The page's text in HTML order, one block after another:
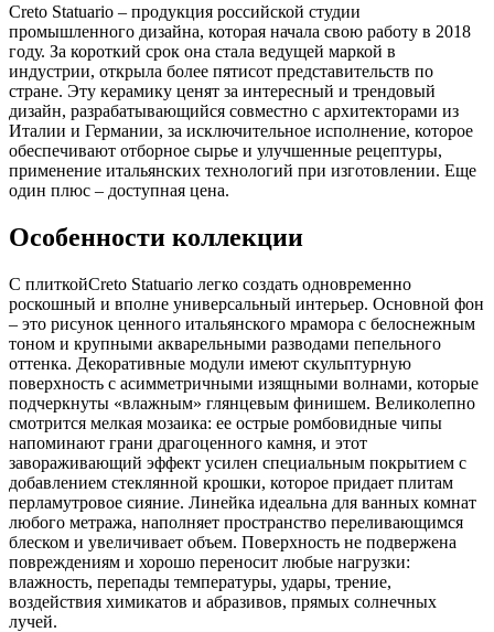
Creto Statuario – продукция российской студии
промышленного дизайна, которая начала свою работу в 2018
году. За короткий срок она стала ведущей маркой в
индустрии, открыла более пятисот представительств по
стране. Эту керамику ценят за интересный и трендовый
дизайн, разрабатывающийся совместно с архитекторами из
Италии и Германии, за исключительное исполнение, которое
обеспечивают отборное сырье и улучшенные рецептуры,
применение итальянских технологий при изготовлении. Еще
один плюс – доступная цена.
Особенности коллекции
С плиткойCreto Statuario легко создать одновременно
роскошный и вполне универсальный интерьер. Основной фон
– это рисунок ценного итальянского мрамора с белоснежным
тоном и крупными акварельными разводами пепельного
оттенка. Декоративные модули имеют скульптурную
поверхность с асимметричными изящными волнами, которые
подчеркнуты «влажным» глянцевым финишем. Великолепно
смотрится мелкая мозаика: ее острые ромбовидные чипы
напоминают грани драгоценного камня, и этот
завораживающий эффект усилен специальным покрытием с
добавлением стеклянной крошки, которое придает плитам
перламутровое сияние. Линейка идеальна для ванных комнат
любого метража, наполняет пространство переливающимся
блеском и увеличивает объем. Поверхность не подвержена
повреждениям и хорошо переносит любые нагрузки:
влажность, перепады температуры, удары, трение,
воздействия химикатов и абразивов, прямых солнечных
лучей.